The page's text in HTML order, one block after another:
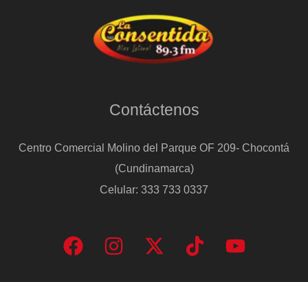
Contáctenos
Centro Comercial Molino del Parque OF 209- Chocontá
(Cundinamarca)
Celular: 333 733 0337